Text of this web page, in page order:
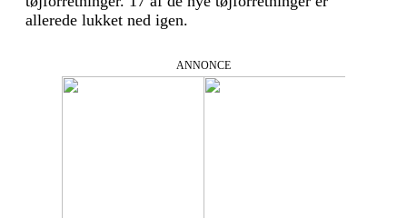
allerede lukket ned igen.
ANNONCE